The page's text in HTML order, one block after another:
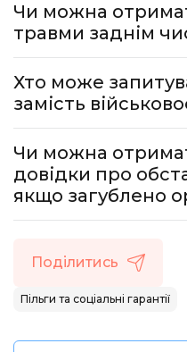
Чи можна
травми заднім
Хто може
замість
Чи можна
довідки про
якщо загублено
Поділитись
Пільги та соціальні гарантії